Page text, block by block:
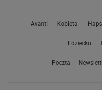
Avanti Kobieta Haps
Edziecko
Poczta